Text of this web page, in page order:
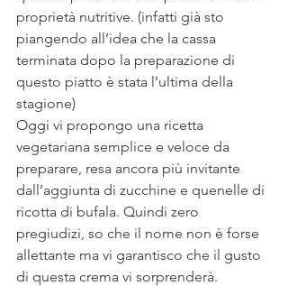
proprietà nutritive. (infatti già sto
piangendo all’idea che la cassa
terminata dopo la preparazione di
questo piatto è stata l’ultima della
stagione)
Oggi vi propongo una ricetta
vegetariana semplice e veloce da
preparare, resa ancora più invitante
dall’aggiunta di zucchine e quenelle di
ricotta di bufala. Quindi zero
pregiudizi, so che il nome non è forse
allettante ma vi garantisco che il gusto
di questa crema vi sorprenderà.